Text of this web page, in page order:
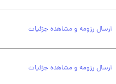
ارسال رزومه و مشاهده جزئیات
ارسال رزومه و مشاهده جزئیات